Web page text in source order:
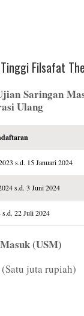
Filsafat
Saringan
Ulang
s.d. 15 Januari 2024
s.d. 3 Juni 2024
s.d. 22 Juli 2024
(USM)
juta rupiah)